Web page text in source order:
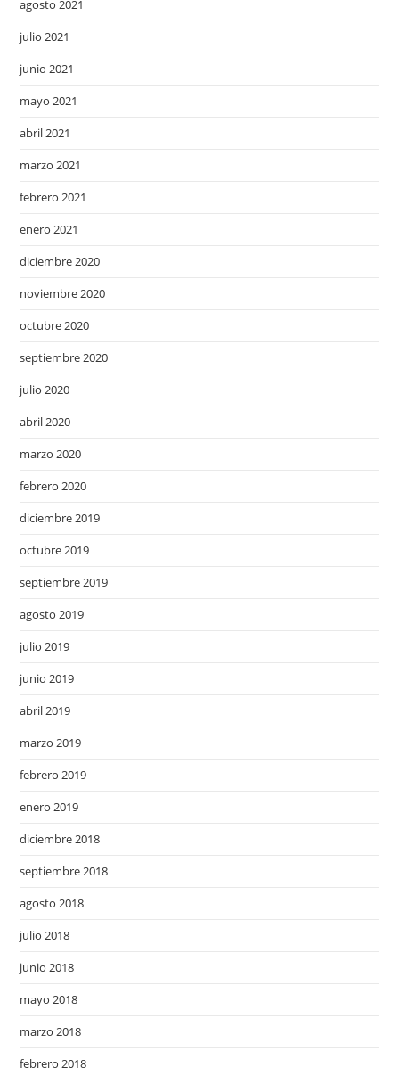
agosto 2021
julio 2021
junio 2021
mayo 2021
abril 2021
marzo 2021
febrero 2021
enero 2021
diciembre 2020
noviembre 2020
octubre 2020
septiembre 2020
julio 2020
abril 2020
marzo 2020
febrero 2020
diciembre 2019
octubre 2019
septiembre 2019
agosto 2019
julio 2019
junio 2019
abril 2019
marzo 2019
febrero 2019
enero 2019
diciembre 2018
septiembre 2018
agosto 2018
julio 2018
junio 2018
mayo 2018
marzo 2018
febrero 2018